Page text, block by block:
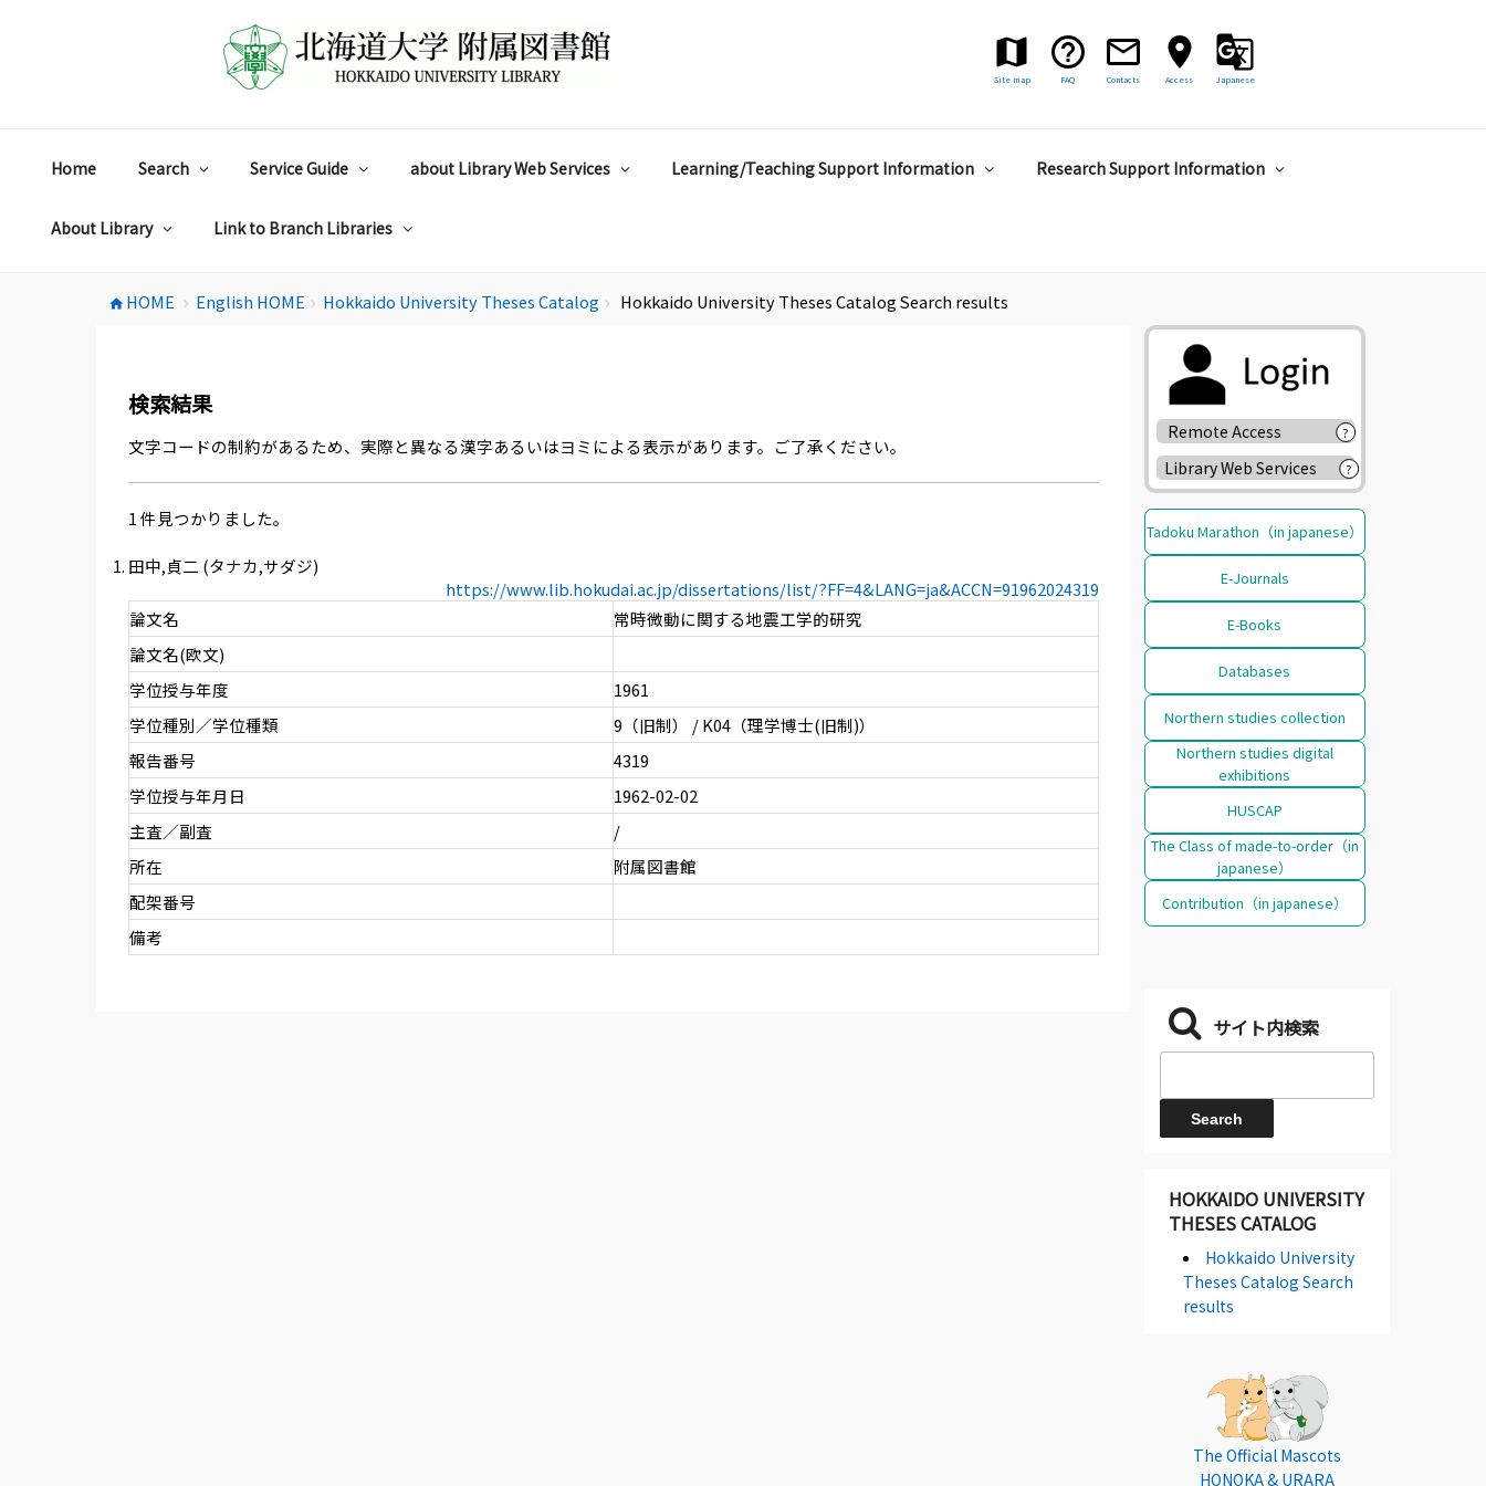
Site map FAQ Contacts Access Japanese
Home Search Service Guide about Library Web Services Learning/Teaching Support Information Research Support Information
About Library Link to Branch Libraries
home HOME chevron_right English HOME chevron_right Hokkaido University Theses Catalog chevron_right Hokkaido University Theses Catalog Search results
検索結果
文字コードの制約があるため、実際と異なる漢字あるいはヨミによる表示があります。ご了承ください。
1 件見つかりました。
田中,貞二 (タナカ,サダジ)
https://www.lib.hokudai.ac.jp/dissertations/list/?FF=4&LANG=ja&ACCN=91962024319
論文名
常時微動に関する地震工学的研究
論文名(欧文)
学位授与年度
1961
学位種別／学位種類
9（旧制） / K04（理学博士(旧制)）
報告番号
4319
学位授与年月日
1962-02-02
主査／副査
/
所在
附属図書館
配架番号
備考
Remote Access ?
Library Web Services ?
Tadoku Marathon（in japanese）
E-Journals
E-Books
Databases
Northern studies collection
Northern studies digital
exhibitions
HUSCAP
The Class of made-to-order（in
japanese）
Contribution（in japanese）
サイト内検索
HOKKAIDO UNIVERSITY
THESES CATALOG
Hokkaido University
Theses Catalog Search
results
The Official Mascots
HONOKA & URARA